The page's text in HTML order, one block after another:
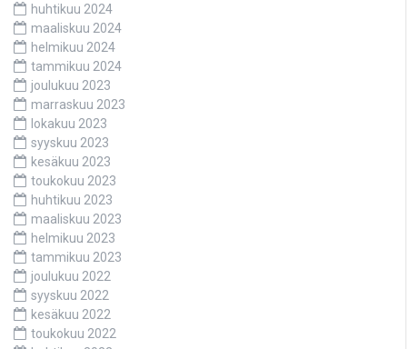
huhtikuu 2024
maaliskuu 2024
helmikuu 2024
tammikuu 2024
joulukuu 2023
marraskuu 2023
lokakuu 2023
syyskuu 2023
kesäkuu 2023
toukokuu 2023
huhtikuu 2023
maaliskuu 2023
helmikuu 2023
tammikuu 2023
joulukuu 2022
syyskuu 2022
kesäkuu 2022
toukokuu 2022